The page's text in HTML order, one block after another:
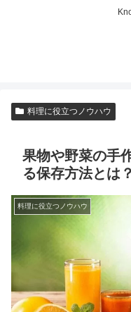
料理に役立つノウハウ
果物や野菜の手
る保存方法とは？
料理に役立つノウハウ